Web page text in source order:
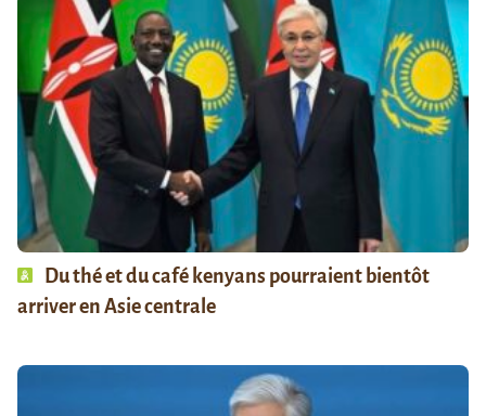
Du thé et du café kenyans pourraient bientôt
arriver en Asie centrale